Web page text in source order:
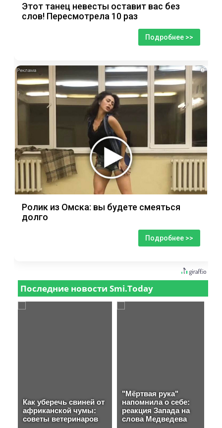
Этот танец невесты оставит вас без
слов! Пересмотрела 10 раз
Подробнее >>
i
Ролик из Омска: вы будете смеяться
долго
Подробнее >>